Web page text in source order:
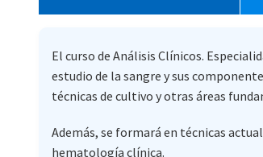
El curso de Análisis Clínicos.
estudio de la sangre y sus
técnicas de cultivo y otras áreas
Además, se formará en técnicas
hematología clínica.